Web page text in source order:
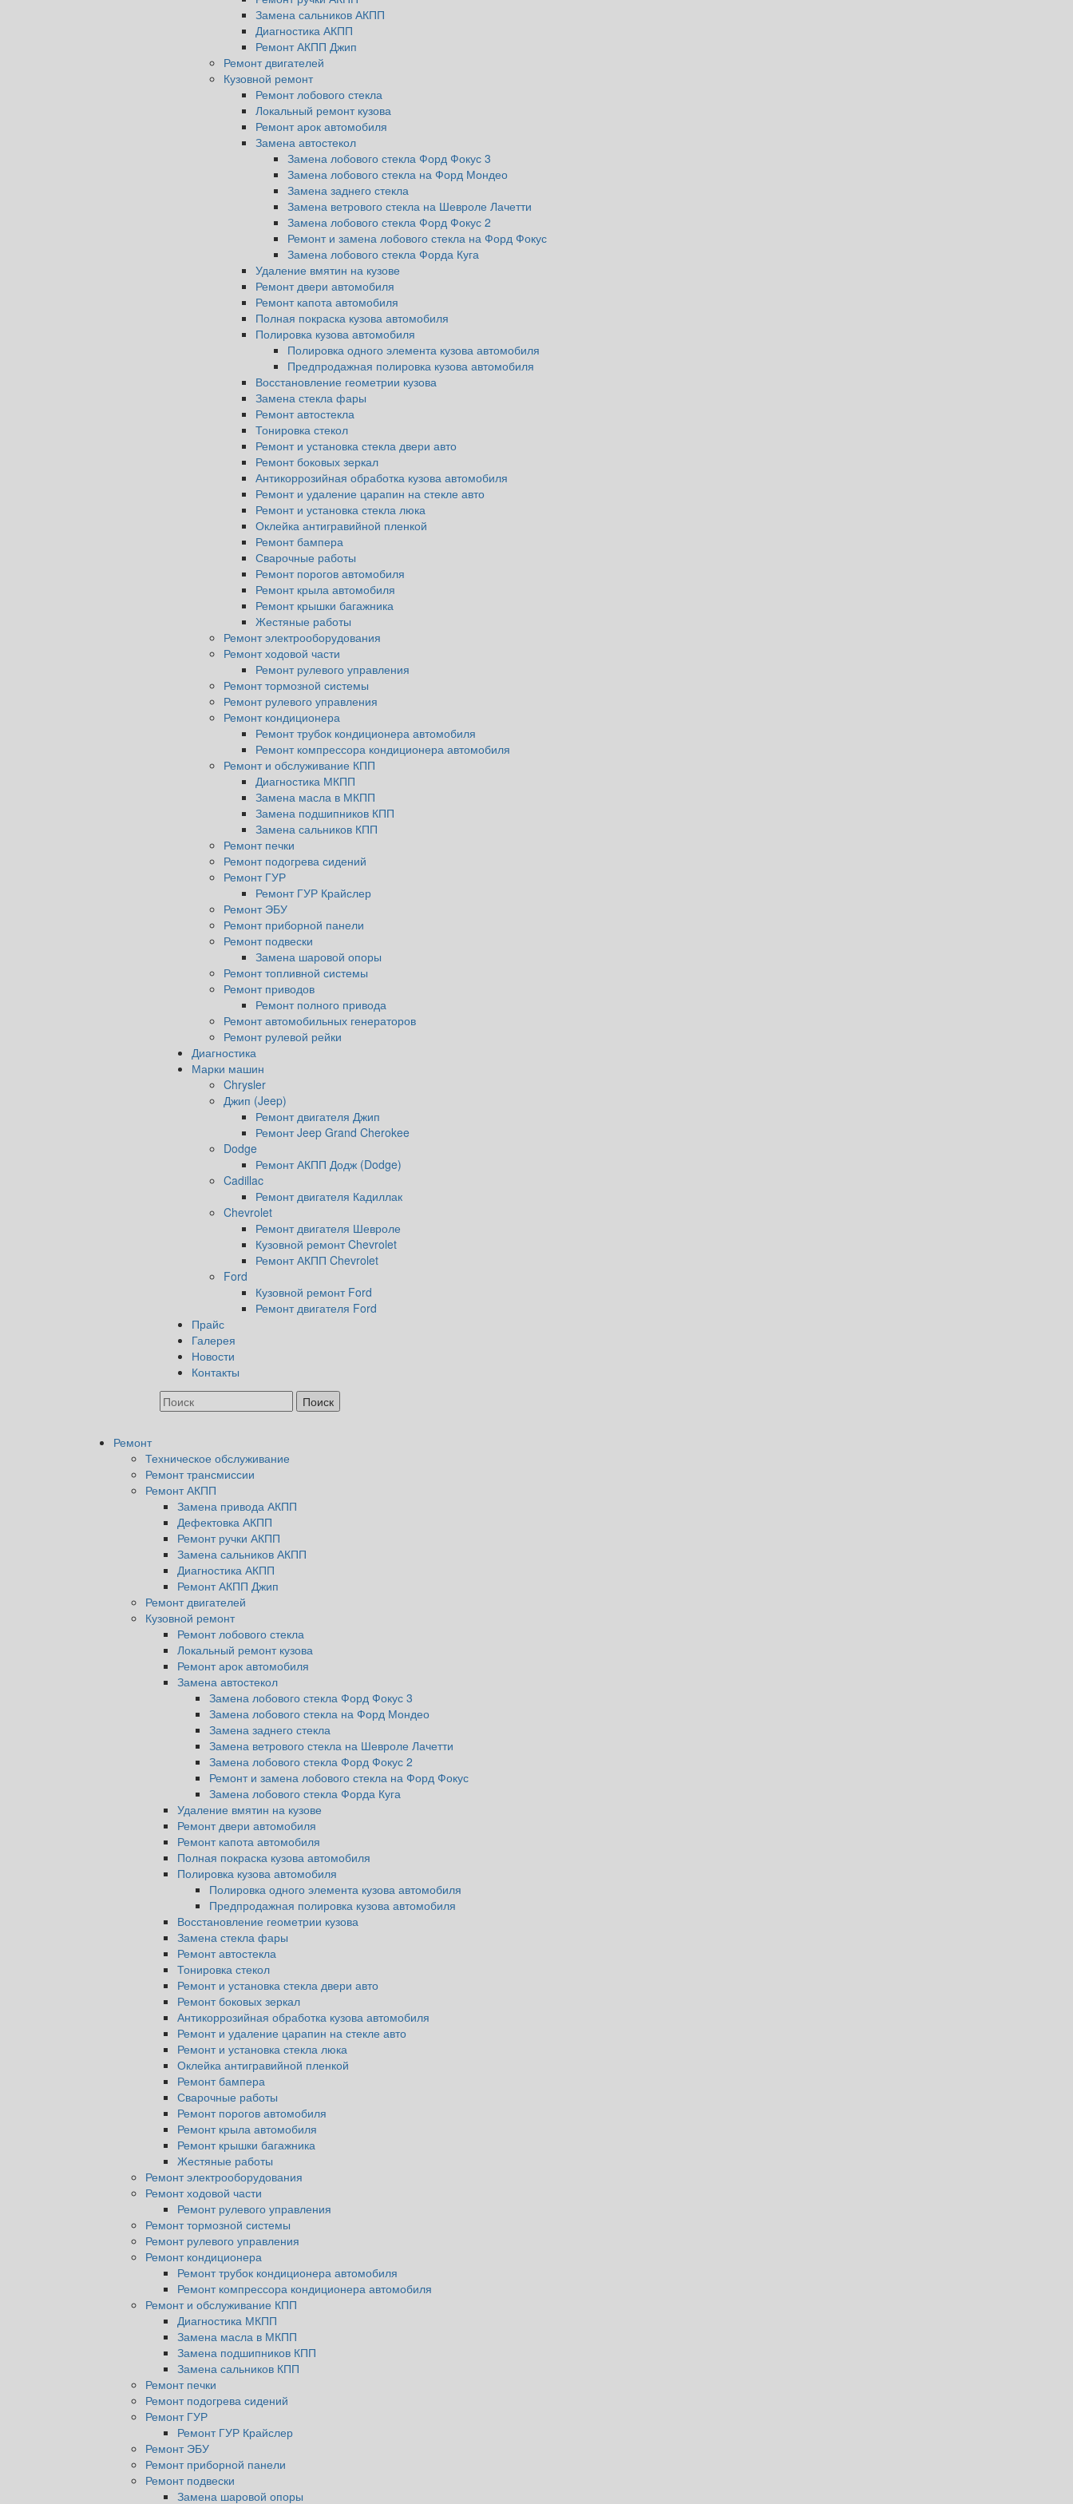
Замена сальников АКПП
Диагностика АКПП
Ремонт АКПП Джип
Ремонт двигателей
Кузовной ремонт
Ремонт лобового стекла
Локальный ремонт кузова
Ремонт арок автомобиля
Замена автостекол
Замена лобового стекла Форд Фокус 3
Замена лобового стекла на Форд Мондео
Замена заднего стекла
Замена ветрового стекла на Шевроле Лачетти
Замена лобового стекла Форд Фокус 2
Ремонт и замена лобового стекла на Форд Фокус
Замена лобового стекла Форда Куга
Удаление вмятин на кузове
Ремонт двери автомобиля
Ремонт капота автомобиля
Полная покраска кузова автомобиля
Полировка кузова автомобиля
Полировка одного элемента кузова автомобиля
Предпродажная полировка кузова автомобиля
Восстановление геометрии кузова
Замена стекла фары
Ремонт автостекла
Тонировка стекол
Ремонт и установка стекла двери авто
Ремонт боковых зеркал
Антикоррозийная обработка кузова автомобиля
Ремонт и удаление царапин на стекле авто
Ремонт и установка стекла люка
Оклейка антигравийной пленкой
Ремонт бампера
Сварочные работы
Ремонт порогов автомобиля
Ремонт крыла автомобиля
Ремонт крышки багажника
Жестяные работы
Ремонт электрооборудования
Ремонт ходовой части
Ремонт рулевого управления
Ремонт тормозной системы
Ремонт рулевого управления
Ремонт кондиционера
Ремонт трубок кондиционера автомобиля
Ремонт компрессора кондиционера автомобиля
Ремонт и обслуживание КПП
Диагностика МКПП
Замена масла в МКПП
Замена подшипников КПП
Замена сальников КПП
Ремонт печки
Ремонт подогрева сидений
Ремонт ГУР
Ремонт ГУР Крайслер
Ремонт ЭБУ
Ремонт приборной панели
Ремонт подвески
Замена шаровой опоры
Ремонт топливной системы
Ремонт приводов
Ремонт полного привода
Ремонт автомобильных генераторов
Ремонт рулевой рейки
Диагностика
Марки машин
Chrysler
Джип (Jeep)
Ремонт двигателя Джип
Ремонт Jeep Grand Cherokee
Dodge
Ремонт АКПП Додж (Dodge)
Cadillac
Ремонт двигателя Кадиллак
Chevrolet
Ремонт двигателя Шевроле
Кузовной ремонт Chevrolet
Ремонт АКПП Chevrolet
Ford
Кузовной ремонт Ford
Ремонт двигателя Ford
Прайс
Галерея
Новости
Контакты
Ремонт
Техническое обслуживание
Ремонт трансмиссии
Ремонт АКПП
Замена привода АКПП
Дефектовка АКПП
Ремонт ручки АКПП
Замена сальников АКПП
Диагностика АКПП
Ремонт АКПП Джип
Ремонт двигателей
Кузовной ремонт
Ремонт лобового стекла
Локальный ремонт кузова
Ремонт арок автомобиля
Замена автостекол
Замена лобового стекла Форд Фокус 3
Замена лобового стекла на Форд Мондео
Замена заднего стекла
Замена ветрового стекла на Шевроле Лачетти
Замена лобового стекла Форд Фокус 2
Ремонт и замена лобового стекла на Форд Фокус
Замена лобового стекла Форда Куга
Удаление вмятин на кузове
Ремонт двери автомобиля
Ремонт капота автомобиля
Полная покраска кузова автомобиля
Полировка кузова автомобиля
Полировка одного элемента кузова автомобиля
Предпродажная полировка кузова автомобиля
Восстановление геометрии кузова
Замена стекла фары
Ремонт автостекла
Тонировка стекол
Ремонт и установка стекла двери авто
Ремонт боковых зеркал
Антикоррозийная обработка кузова автомобиля
Ремонт и удаление царапин на стекле авто
Ремонт и установка стекла люка
Оклейка антигравийной пленкой
Ремонт бампера
Сварочные работы
Ремонт порогов автомобиля
Ремонт крыла автомобиля
Ремонт крышки багажника
Жестяные работы
Ремонт электрооборудования
Ремонт ходовой части
Ремонт рулевого управления
Ремонт тормозной системы
Ремонт рулевого управления
Ремонт кондиционера
Ремонт трубок кондиционера автомобиля
Ремонт компрессора кондиционера автомобиля
Ремонт и обслуживание КПП
Диагностика МКПП
Замена масла в МКПП
Замена подшипников КПП
Замена сальников КПП
Ремонт печки
Ремонт подогрева сидений
Ремонт ГУР
Ремонт ГУР Крайслер
Ремонт ЭБУ
Ремонт приборной панели
Ремонт подвески
Замена шаровой опоры